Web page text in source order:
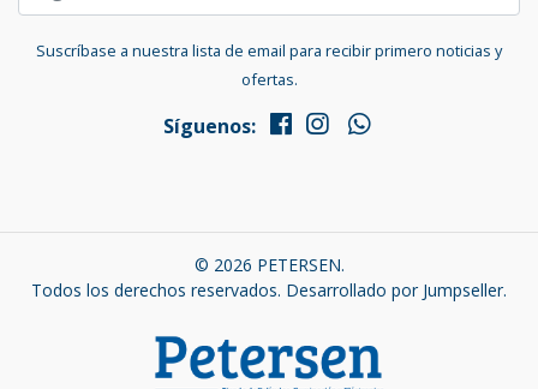
Suscríbase a nuestra lista de email para recibir primero noticias y
ofertas.
Síguenos:
© 2026 PETERSEN.
Todos los derechos reservados. Desarrollado por Jumpseller.